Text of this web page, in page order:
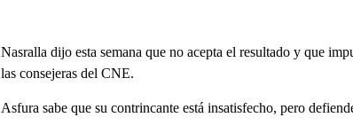
Nasralla dijo esta semana que no acepta el resultado y que
las consejeras del CNE.
Asfura sabe que su contrincante está insatisfecho, pero